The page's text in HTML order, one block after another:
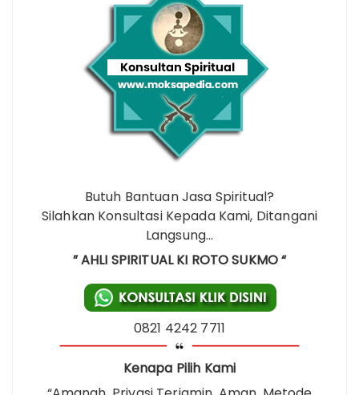
Butuh Bantuan Jasa Spiritual?
Silahkan Konsultasi Kepada Kami, Ditangani
Langsung…
” AHLI SPIRITUAL KI ROTO SUKMO “
0821 4242 7711
Kenapa Pilih Kami